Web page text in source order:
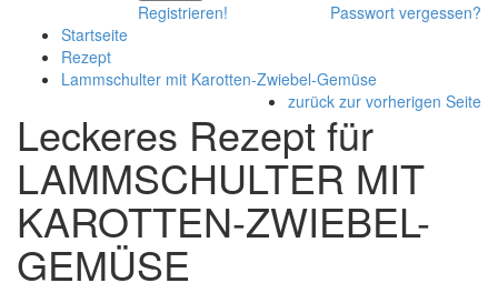
Registrieren!
Passwort vergessen?
Startseite
Rezept
Lammschulter mit Karotten-Zwiebel-Gemüse
zurück zur vorherigen Seite
Leckeres Rezept für
LAMMSCHULTER MIT
KAROTTEN-ZWIEBEL-
GEMÜSE